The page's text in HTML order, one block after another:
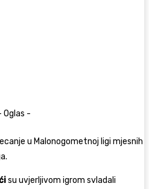
Oglas -
u Malonogometnoj ligi mjesnih
su uvjerljivom igrom svladali